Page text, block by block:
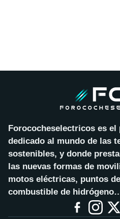
Forococheselectricos es
dedicado al mundo de las
sostenibles, y donde
las nuevas formas de
motos eléctricas, puntos
combustible de